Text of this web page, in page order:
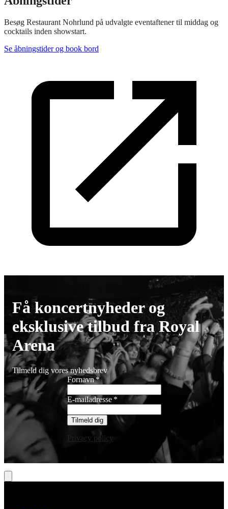
Besøg Restaurant Nohrlund på udvalgte eventaftener til middag og
cocktails inden showstart.
Se åbningstider og book bord
Få koncertnyheder og
eksklusive tilbud fra Royal
Arena
Tilmeld dig vores nyhedsbrev
Fornavn*
E-mailadresse *
Tilmeld dig
Privacy policy